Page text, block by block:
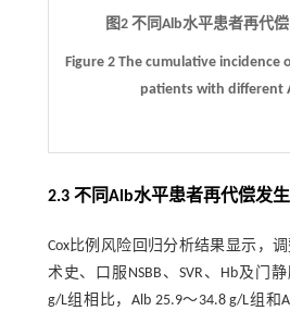
图2 不同Alb水平患者再代
Figure 2 The cumulative incidence
patients with different
2.3 不同Alb水平患者再代偿发
Cox比例风险回归分析结果显示，
术史、口服NSBB、SVR、Hb及门
g/L组相比，Alb 25.9～34.8 g/L组和